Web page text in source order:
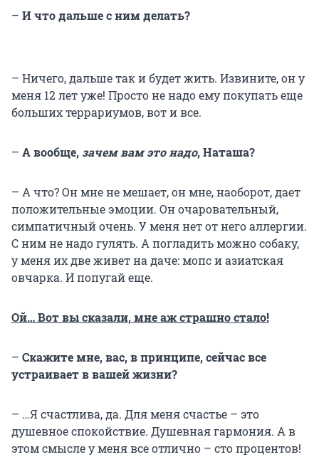
– И что дальше с ним делать?
– Ничего, дальше так и будет жить. Извините, он у
меня 12 лет уже! Просто не надо ему покупать еще
больших террариумов, вот и все.
– А вообще, зачем вам это надо, Наташа?
– А что? Он мне не мешает, он мне, наоборот, дает
положительные эмоции. Он очаровательный,
симпатичный очень. У меня нет от него аллергии.
С ним не надо гулять. А погладить можно собаку,
у меня их две живет на даче: мопс и азиатская
овчарка. И попугай еще.
Ой… Вот вы сказали, мне аж страшно стало!
– Скажите мне, вас, в принципе, сейчас все
устраивает в вашей жизни?
– …Я счастлива, да. Для меня счастье – это
душевное спокойствие. Душевная гармония. А в
этом смысле у меня все отлично – сто процентов!